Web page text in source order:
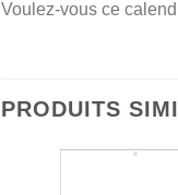
Voulez-vous ce
PRODUITS